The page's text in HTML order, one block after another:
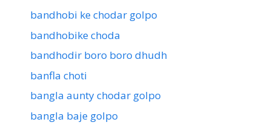
bandhobi ke chodar golpo
bandhobike choda
bandhodir boro boro dhudh
banfla choti
bangla aunty chodar golpo
bangla baje golpo